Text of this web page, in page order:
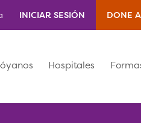
INICIAR SESIÓN DONE
Hospitales